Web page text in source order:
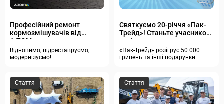
Професійний ремонт
кормозмішувачів від
А.ТОМ
Відновимо, відреставруємо,
модернізуємо!
Святкуємо 20-річчя «Пак-
Трейд»! Станьте учасником
розіграшу
«Пак-Трейд» розігрує 50 000
гривень та інші подарунки
Стаття Стаття